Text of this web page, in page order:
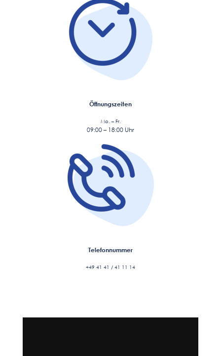
Öffnungszeiten
Mo. – Fr.
09:00 – 18:00 Uhr
Telefonnummer
+49 41 41 / 41 11 14